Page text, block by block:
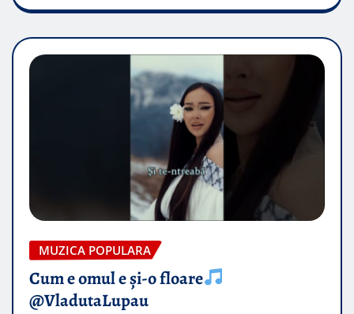
MUZICA POPULARA
Cum e omul e și-o floare
@VladutaLupau